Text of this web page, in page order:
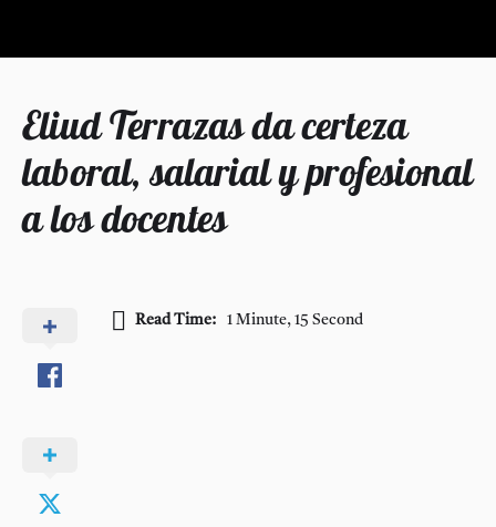
Eliud Terrazas da certeza
laboral, salarial y profesional
a los docentes
Read Time: 1 Minute, 15 Second